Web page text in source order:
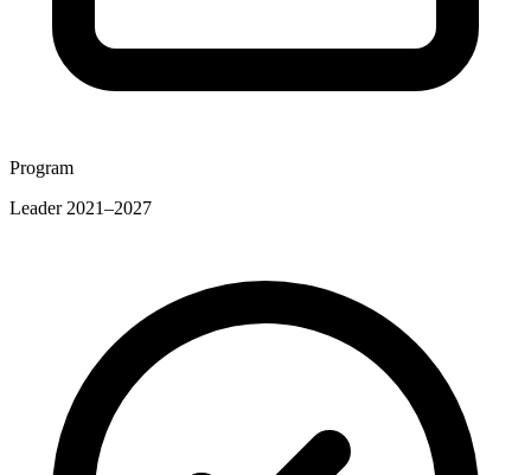
Program
Leader 2021–2027